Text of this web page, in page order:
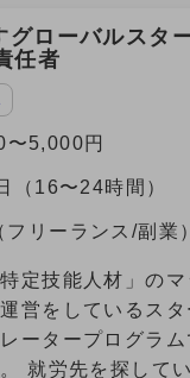
装する。」をミッ
ットフォームの領
プ企業です。 主
トリー）」は、産
プラットフォーム
研究者が、最適な
できる仕組みを提
がすぐにみつかる
もに、製品選定に
リーで検索する
映中です。
グローバルスタ
任者
〜5,000円
（16〜24時間）
フリーランス/副業
特定技能人材」の
営をしているスタ
ータープログラ
国人